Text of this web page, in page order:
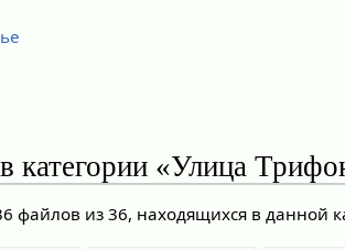
категории «Улица
файлов из 36, находящихся в данной